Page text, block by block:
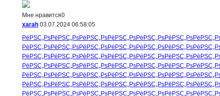
Мне нравится0
xarah 03.07.2024 06:58:05
РёРЅС„РѕРёРЅС„РѕРёРЅС„РѕРёРЅС„РѕРёРЅС„РѕРёРЅС„Рѕ
РёРЅС„РѕРёРЅС„РѕРёРЅС„РѕРёРЅС„РѕРёРЅС„РѕРёРЅС„Рѕ
РёРЅС„РѕРёРЅС„РѕРёРЅС„РѕРёРЅС„РѕРёРЅС„РѕРёРЅС„Рѕ
РёРЅС„РѕРёРЅС„РѕРёРЅС„РѕРёРЅС„РѕРёРЅС„РѕРёРЅС„Рѕ
РёРЅС„РѕРёРЅС„РѕРёРЅС„РѕРёРЅС„РѕРёРЅС„РѕРёРЅС„Рѕ
РёРЅС„РѕРёРЅС„РѕРёРЅС„РѕРёРЅС„РѕРёРЅС„РѕРёРЅС„Рѕ
РёРЅС„РѕРёРЅС„РѕРёРЅС„РѕРёРЅС„РѕРёРЅС„РѕРёРЅС„Рѕ